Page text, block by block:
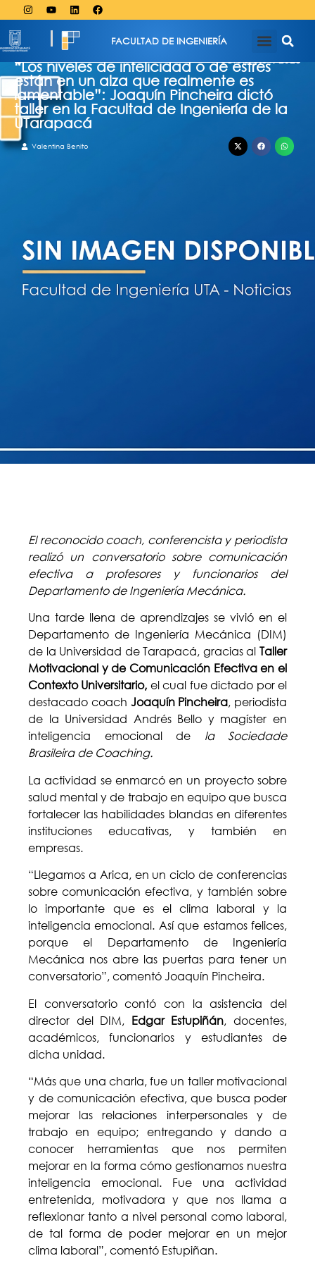
FACULTAD DE INGENIERÍA
octubre 31, 2023
“Los niveles de infelicidad o de estrés
están en un alza que realmente es
lamentable”: Joaquín Pincheira dictó
taller en la Facultad de Ingeniería de la
UTarapacá
Valentina Benito
El reconocido coach, conferencista y periodista
realizó un conversatorio sobre comunicación
efectiva a profesores y funcionarios del
Departamento de Ingeniería Mecánica.
Una tarde llena de aprendizajes se vivió en el
Departamento de Ingeniería Mecánica (DIM)
de la Universidad de Tarapacá, gracias al Taller
Motivacional y de Comunicación Efectiva en el
Contexto Universitario, el cual fue dictado por el
destacado coach Joaquín Pincheira, periodista
de la Universidad Andrés Bello y magíster en
inteligencia emocional de la Sociedade
Brasileira de Coaching.
La actividad se enmarcó en un proyecto sobre
salud mental y de trabajo en equipo que busca
fortalecer las habilidades blandas en diferentes
instituciones educativas, y también en
empresas.
“Llegamos a Arica, en un ciclo de conferencias
sobre comunicación efectiva, y también sobre
lo importante que es el clima laboral y la
inteligencia emocional. Así que estamos felices,
porque el Departamento de Ingeniería
Mecánica nos abre las puertas para tener un
conversatorio”, comentó Joaquín Pincheira.
El conversatorio contó con la asistencia del
director del DIM, Edgar Estupiñán, docentes,
académicos, funcionarios y estudiantes de
dicha unidad.
“Más que una charla, fue un taller motivacional
y de comunicación efectiva, que busca poder
mejorar las relaciones interpersonales y de
trabajo en equipo; entregando y dando a
conocer herramientas que nos permiten
mejorar en la forma cómo gestionamos nuestra
inteligencia emocional. Fue una actividad
entretenida, motivadora y que nos llama a
reflexionar tanto a nivel personal como laboral,
de tal forma de poder mejorar en un mejor
clima laboral”, comentó Estupiñan.